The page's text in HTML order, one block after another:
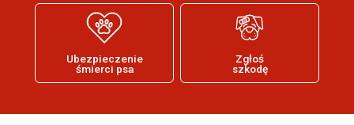
Ubezpieczenie
śmierci psa
Zgłoś
szkodę